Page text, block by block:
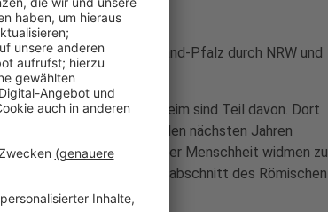
verläuft zwischen Rheinland-Pfalz durch NRW und
von Haus Bürgel in Monheim sind Teil davon. Dort
ermögliche es, sich in den nächsten Jahren
dieses Vermächtnisses der Menschheit widmen zu
war ein bedeutender Grenzabschnitt des Römischen
des Rheins.